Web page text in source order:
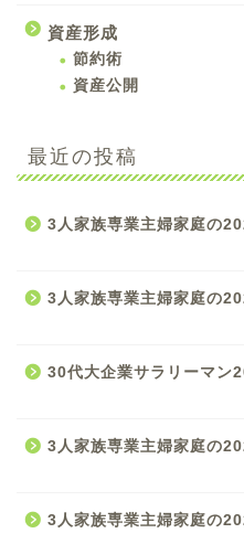
資産形成
節約術
資産公開
最近の投稿
3人家族専業主婦家庭の
3人家族専業主婦家庭の
30代大企業サラリーマン
3人家族専業主婦家庭の
3人家族専業主婦家庭の